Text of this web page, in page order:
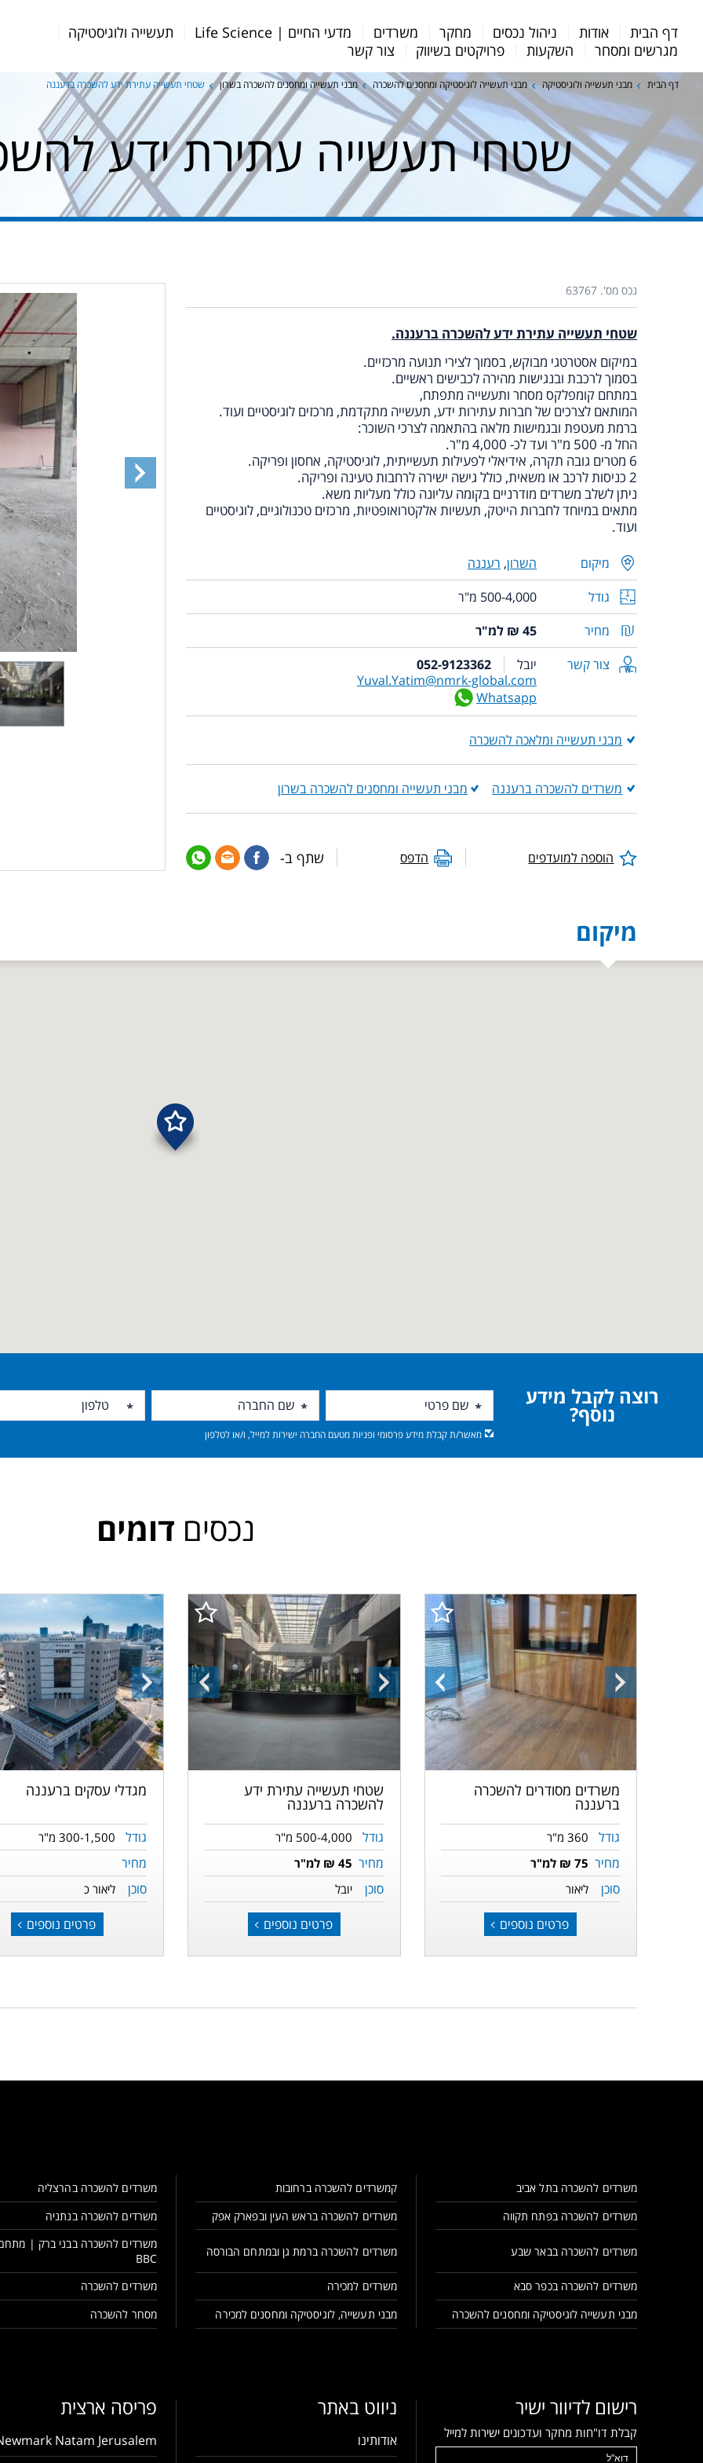
Menu
Bar
דף הבית אודות ניהול נכסים מחקר משרדים מדעי החיים | Life Science
תעשייה ולוגיסטיקה
מגרשים ומסחר
השקעות פרויקטים בשיווק צור קשר
דף הבית מבני תעשייה ולוגיסטיקה מבני תעשייה לוגיסטיקה ומחסנים להשכרה מבני תעשייה ומחסנים להשכרה בשרון שטחי תעשייה עתירת ידע להשכרה ברעננה
שטחי תעשייה עתירת ידע
נכס מס'. 63767
שטחי תעשייה עתירת ידע להשכרה ברעננה.
במיקום אסטרטגי מבוקש, בסמוך לצירי תנועה מרכזיים.
בסמוך לרכבת ובנגישות מהירה לכבישים ראשיים.
במתחם קומפלקס מסחר ותעשייה מתפתח,
המותאם לצרכים של חברות עתירות ידע, תעשייה מתקדמת, מרכזים לוגיסטיים ועוד.
ברמת מעטפת ובגמישות מלאה בהתאמה לצרכי השוכר:
החל מ- 500 מ"ר ועד לכ- 4,000 מ"ר.
6 מטרים גובה תקרה, אידיאלי לפעילות תעשייתית, לוגיסטיקה, אחסון ופריקה.
2 כניסות לרכב או משאית, כולל גישה ישירה לרחבות טעינה ופריקה.
ניתן לשלב משרדים מודרניים בקומה עליונה כולל מעליות משא.
מתאים במיוחד לחברות הייטק, תעשיות אלקטרואופטיות, מרכזים טכנולוגיים, לוגיסטיים
ועוד.
מיקום השרון, רעננה
גודל
500-4,000 מ"ר
מחיר
45 ₪ למ"ר
צור קשר
יובל
052-9123362
Yuval.Yatim@nmrk-global.com
Whatsapp
מבני תעשייה ומלאכה להשכרה
משרדים להשכרה ברעננה מבני תעשייה ומחסנים להשכרה בשרון
הוספה למועדפים הדפס שתף ב-
מיקום
רוצה לקבל מידע
נוסף?
מאשר/ת קבלת מידע פרסומי ופניות מטעם החברה ישירות למייל, ו/או לטלפון
נכסים דומים
התמונה
הקודמת
התמונה
הבאה
משרדים מסודרים להשכרה
ברעננה
גודל 360 מ"ר
מחיר 75 ₪ למ"ר
סוכן ליאור
פרטים נוספים
התמונה
הקודמת
התמונה
הבאה
שטחי תעשייה עתירת ידע
להשכרה ברעננה
גודל 500-4,000 מ"ר
מחיר 45 ₪ למ"ר
סוכן יובל
פרטים נוספים
התמונה
הבאה
מגדלי עסקים ברעננה
גודל 300-1,500 מ"ר
מחיר
סוכן
ליאור כ
פרטים נוספים
משרדים להשכרה בתל אביב קמשרדים להשכרה ברחובות משרדים להשכרה בהרצליה
משרדים להשכרה בפתח תקווה
משרדים להשכרה בראש העין ובפארק אפק משרדים להשכרה בנתניה
משרדים להשכרה בבאר שבע משרדים להשכרה ברמת גן ובמתחם הבורסה
משרדים להשכרה בבני ברק |
BBC
משרדים להשכרה בכפר סבא משרדים למכירה משרדים להשכרה
מבני תעשייה לוגיסטיקה ומחסנים להשכרה
מבני תעשייה, לוגיסטיקה ומחסנים למכירה מסחר להשכרה
רישום לדיוור ישיר
קבלת דו"חות מחקר ועדכונים ישירות למייל
ניווט באתר
אודותינו
פריסה ארצית
Natam Jerusalem